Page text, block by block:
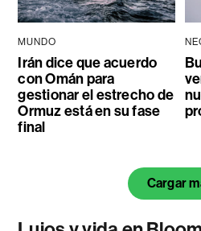
MUNDO
Irán dice que acuerdo
con Omán para
gestionar el estrecho de
Ormuz está en su fase
final
Cargar